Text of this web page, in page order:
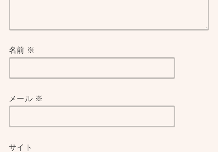
名前 ※
メール ※
サイト